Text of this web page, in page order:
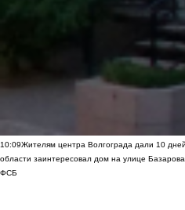
10:09Жителям центра Волгограда дали 10
области заинтересовал дом на улице
ФСБ